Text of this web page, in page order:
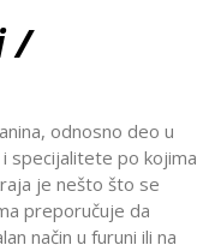
/
odnosno deo u
specijalitete po kojima
je nešto što se
preporučuje da
način u furuni ili na